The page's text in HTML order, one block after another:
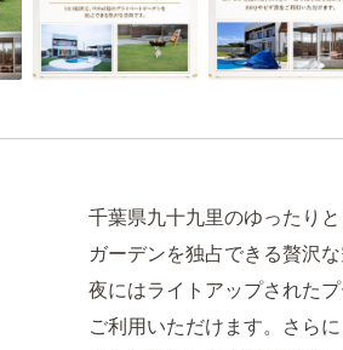
千葉県九十九里のゆったり
ガーデンを独占できる贅沢な
夜にはライトアップされた
ご利用いただけます。さら